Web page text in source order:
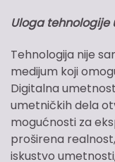
Uloga tehnologije
Tehnologija nije
medijum koji
Digitalna
umetničkih dela
mogućnosti za
proširena
iskustvo